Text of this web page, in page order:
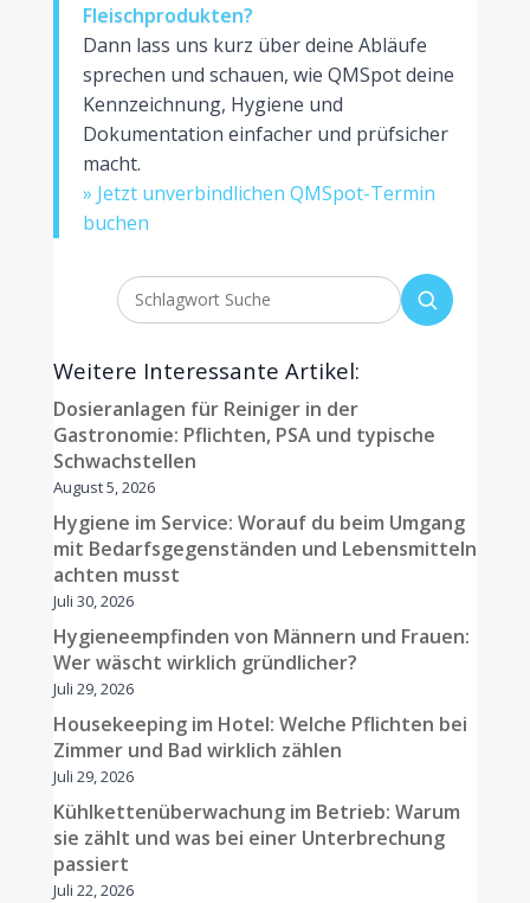
Fleischprodukten?
Dann lass uns kurz über deine Abläufe
sprechen und schauen, wie QMSpot deine
Kennzeichnung, Hygiene und
Dokumentation einfacher und prüfsicher
macht.
» Jetzt unverbindlichen QMSpot-Termin
buchen
Weitere Interessante Artikel:
Dosieranlagen für Reiniger in der
Gastronomie: Pflichten, PSA und typische
Schwachstellen
August 5, 2026
Hygiene im Service: Worauf du beim Umgang
mit Bedarfsgegenständen und Lebensmitteln
achten musst
Juli 30, 2026
Hygieneempfinden von Männern und Frauen:
Wer wäscht wirklich gründlicher?
Juli 29, 2026
Housekeeping im Hotel: Welche Pflichten bei
Zimmer und Bad wirklich zählen
Juli 29, 2026
Kühlkettenüberwachung im Betrieb: Warum
sie zählt und was bei einer Unterbrechung
passiert
Juli 22, 2026